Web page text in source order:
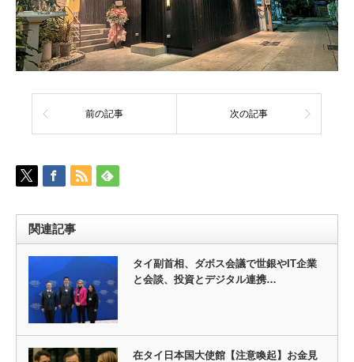
前の記事 次の記事
関連記事
タイ副首相、ダボス会議で世銀やIT企業
と会談、投資とデジタル連携…
在タイ日本国大使館【注意喚起】お金見